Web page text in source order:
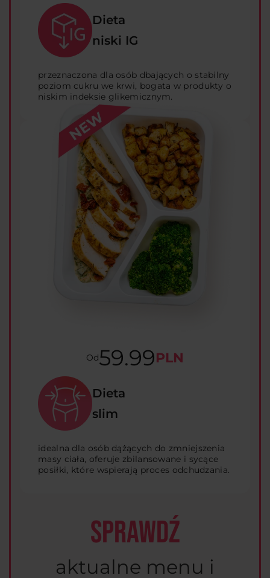
Dieta
niski IG
przeznaczona dla osób dbających o stabilny
poziom cukru we krwi, bogata w produkty o
niskim indeksie glikemicznym.
Od59.99PLN
Dieta
slim
idealna dla osób dążących do zmniejszenia
masy ciała, oferuje zbilansowane i sycące
posiłki, które wspierają proces odchudzania.
SPRAWDŹ
aktualne menu i